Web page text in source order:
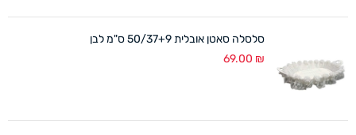
סלסלה סאטן אובלית 50/37+9 ס"מ לבן
69.00 ₪